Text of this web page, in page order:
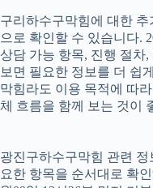
구리하수구막힘에 대한 추
으로 확인할 수 있습니다.
상담 가능 항목, 진행 절차
보면 필요한 정보를 더 쉽
막힘라도 이용 목적에 따
체 흐름을 함께 보는 것이
광진구하수구막힘 관련
요한 항목을 순서대로 확